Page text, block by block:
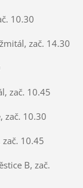
10.30
zač. 14.30
zač. 10.45
zač. 10.30
10.45
B, zač.